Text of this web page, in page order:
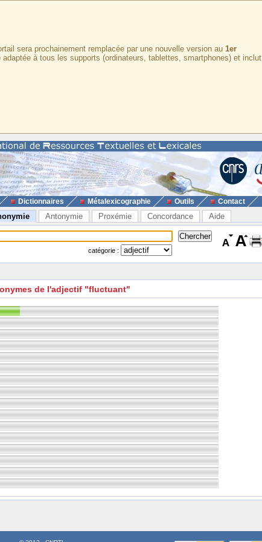
sera prochainement remplacée par une nouvelle version au 1er
à tous les supports (ordinateurs, tablettes, smartphones) et inclut
Dictionnaires Métalexicographie Outils Contact
Antonymie Proxémie Concordance Aide
catégorie :
de l'adjectif "fluctuant"